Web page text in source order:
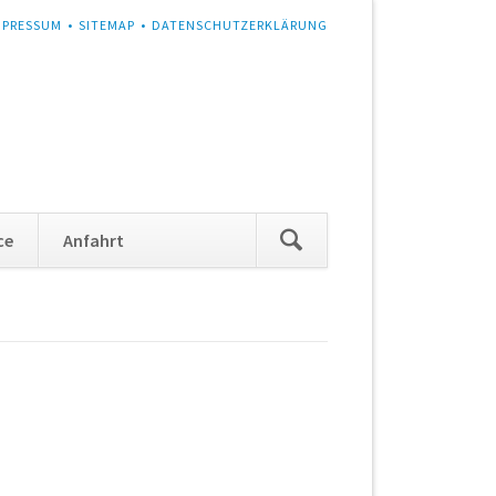
SITEMAP DATENSCHUTZERKLÄRUNG
überspringen
Anfahrt